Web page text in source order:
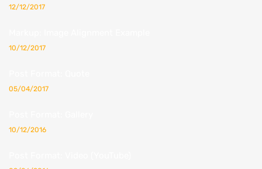
12/12/2017
10/12/2017
05/04/2017
10/12/2016